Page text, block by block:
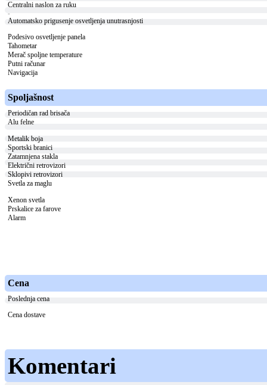
Centralni naslon za ruku
-
Automatsko prigusenje osvetljenja unutrasnjosti
Podesivo osvetljenje panela
Tahometar
Merač spoljne temperature
Putni računar
Navigacija
Spoljašnost
Periodičan rad brisača
Alu felne
Metalik boja
Sportski branici
Zatamnjena stakla
Električni retrovizori
Sklopivi retrovizori
Svetla za maglu
Xenon svetla
Prskalice za farove
Alarm
Cena
Poslednja cena
Cena dostave
Komentari